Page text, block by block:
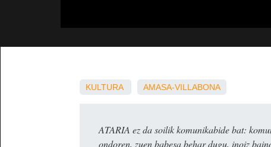
KULTURA AMASA-VILLABONA
ATARIA ez da soilik komunikabide bat:
ondoren, zuen babesa behar dugu, inoiz